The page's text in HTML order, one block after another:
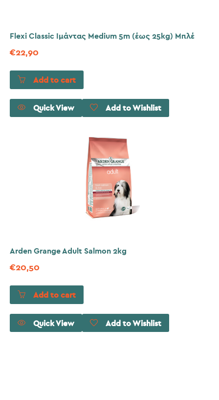
Flexi Classic Ιμάντας Medium 5m (έως 25kg) Μπλέ
€22,90
Add to cart
Quick View Add to Wishlist
Arden Grange Adult Salmon 2kg
€20,50
Add to cart
Quick View Add to Wishlist